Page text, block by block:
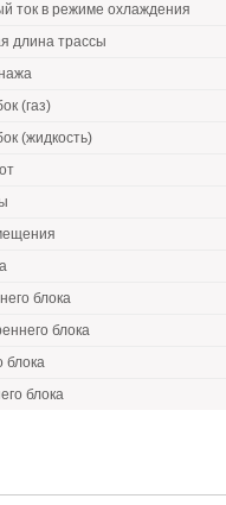
ток в режиме охлаждения
длина трассы
(газ)
(жидкость)
блока
блока
блока
блока